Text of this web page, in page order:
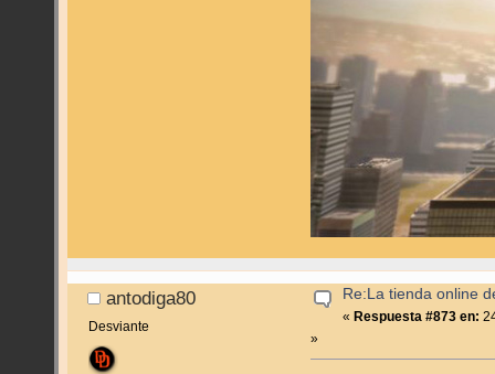
antodiga80
Desviante
Re:La tienda online
«Respuesta #873 en:
»